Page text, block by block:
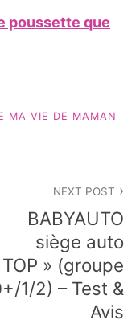
poussette que
MA VIE DE MAMAN
NEXT POST
BABYAUTO
siège auto
» (groupe
1/2) – Test &
Avis